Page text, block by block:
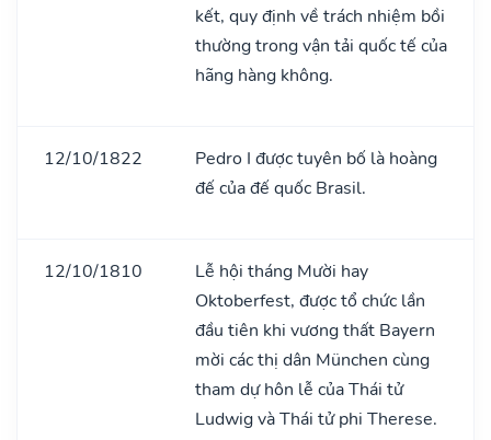
kết, quy định về trách nhiệm bồi
thường trong vận tải quốc tế của
hãng hàng không.
12/10/1822
Pedro I được tuyên bố là hoàng
đế của đế quốc Brasil.
12/10/1810
Lễ hội tháng Mười hay
Oktoberfest, được tổ chức lần
đầu tiên khi vương thất Bayern
mời các thị dân München cùng
tham dự hôn lễ của Thái tử
Ludwig và Thái tử phi Therese.